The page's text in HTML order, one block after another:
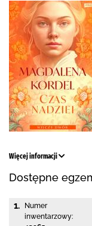
Więcej informacji
Dostępne
1.
Numer
inwentarzowy: